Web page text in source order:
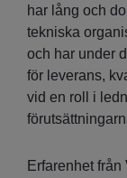
har lång och
tekniska
och har under
för leverans,
vid en roll i
Erfarenhet